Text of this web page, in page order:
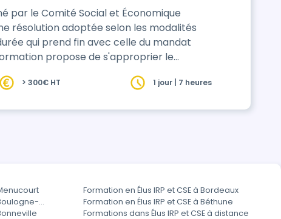
par le Comité Social et Économique
résolution adoptée selon les modalités
qui prend fin avec celle du mandat
du CSE en la matière afin de
> 300€ HT 1 jour | 7 heures
Formation en Élus IRP et CSE à Bordeaux
Formation en Élus IRP et CSE à Béthune
Formations dans Élus IRP et CSE à distance